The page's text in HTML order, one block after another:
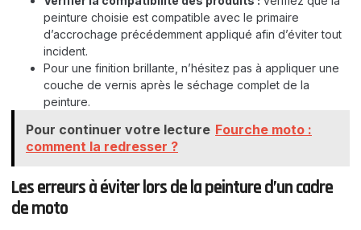
peinture choisie est compatible avec le primaire
d’accrochage précédemment appliqué afin d’éviter tout
incident.
Pour une finition brillante, n’hésitez pas à appliquer une
couche de vernis après le séchage complet de la
peinture.
Pour continuer votre lecture Fourche moto :
comment la redresser ?
Les erreurs à éviter lors de la peinture d’un cadre
de moto